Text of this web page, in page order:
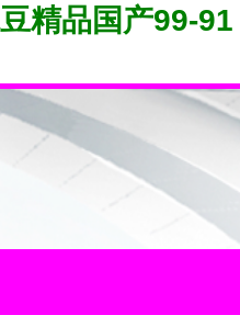
精品国产99-91